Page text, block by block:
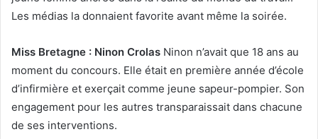
Les médias la donnaient favorite avant même la soirée.
Miss Bretagne : Ninon Crolas Ninon n’avait que 18 ans au
moment du concours. Elle était en première année d’école
d’infirmière et exerçait comme jeune sapeur-pompier. Son
engagement pour les autres transparaissait dans chacune
de ses interventions.